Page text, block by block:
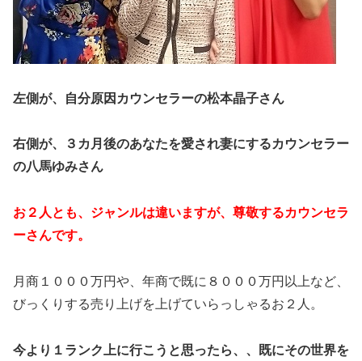
左側が、自分原因カウンセラーの松本晶子さん
右側が、３カ月後のあなたを愛され妻にするカウンセラー
の八馬ゆみさん
お２人とも、ジャンルは違いますが、尊敬するカウンセラ
ーさんです。
月商１０００万円や、年商で既に８０００万円以上など、
びっくりする売り上げを上げていらっしゃるお２人。
今より１ランク上に行こうと思ったら、、既にその世界を